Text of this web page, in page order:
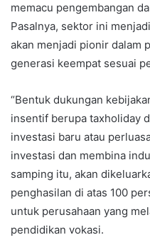
memacu pengembangan
Pasalnya, sektor ini
akan menjadi pionir dalam
generasi keempat sesuai
“Bentuk dukungan
insentif berupa taxholiday
investasi baru atau
investasi dan membina
samping itu, akan
penghasilan di atas 100
untuk perusahaan yang
pendidikan vokasi.